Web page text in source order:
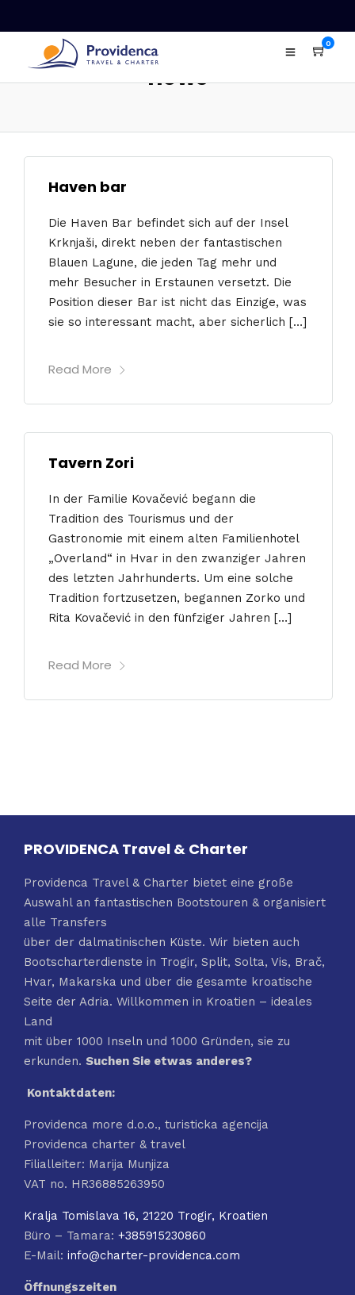
0
news
Haven bar
Die Haven Bar befindet sich auf der Insel
Krknjaši, direkt neben der fantastischen
Blauen Lagune, die jeden Tag mehr und
mehr Besucher in Erstaunen versetzt. Die
Position dieser Bar ist nicht das Einzige, was
sie so interessant macht, aber sicherlich […]
Read More
Tavern Zori
In der Familie Kovačević begann die
Tradition des Tourismus und der
Gastronomie mit einem alten Familienhotel
„Overland“ in Hvar in den zwanziger Jahren
des letzten Jahrhunderts. Um eine solche
Tradition fortzusetzen, begannen Zorko und
Rita Kovačević in den fünfziger Jahren […]
Read More
PROVIDENCA Travel & Charter
Providenca Travel & Charter bietet eine große
Auswahl an fantastischen Bootstouren & organisiert
alle Transfers
über der dalmatinischen Küste. Wir bieten auch
Bootscharterdienste in Trogir, Split, Solta, Vis, Brač,
Hvar, Makarska und über die gesamte kroatische
Seite der Adria. Willkommen in Kroatien – ideales
Land
mit über 1000 Inseln und 1000 Gründen, sie zu
erkunden. Suchen Sie etwas anderes?
Kontaktdaten:
Providenca more d.o.o., turisticka agencija
Providenca charter & travel
Filialleiter: Marija Munjiza
VAT no. HR36885263950
Kralja Tomislava 16, 21220 Trogir, Kroatien
Büro – Tamara: +385915230860
E-Mail: info@charter-providenca.com
Öffnungszeiten